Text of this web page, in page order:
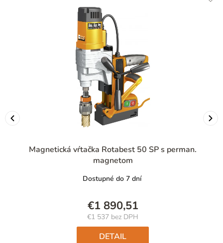
Magnetická vŕtačka Rotabest 50 SP s perman.
magnetom
Dostupné do 7 dní
€1 890,51
€1 537 bez DPH
Jednotková
cena:
DETAIL